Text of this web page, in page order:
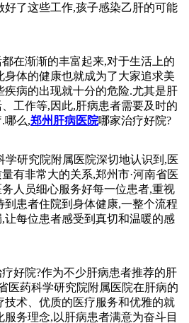
好了这些工作,孩子感染乙肝的可能
渐渐的丰富起来,对于生活上的
身体的健康也就成为了大家追求美
疾病的出现就十分的危险.尤其是肝
工作等,因此,肝病患者需要及时的
哪么,郑州肝病医院哪家治疗好院?
研究院附属医院深切地认识到,医
有非常大的关系,郑州市·河南省医
人员细心服务好每一位患者,重视
到患者住院到身体健康,一整个流程
让每位患者感受到真切和温暖的感
好院?作为不少肝病患者推荐的肝
医药科学研究院附属医院在肝病的
技术、优质的医疗服务和优雅的就
务理念,以肝病患者满意为奋斗目